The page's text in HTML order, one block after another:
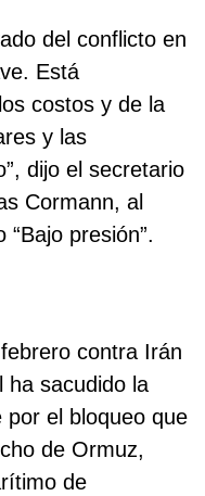
del conflicto en
Está
costos y de la
y las
dijo el secretario
Cormann, al
presión”.
contra Irán
ha sacudido la
el bloqueo que
de Ormuz,
de